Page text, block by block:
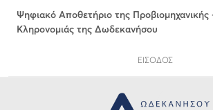
Ψηφιακό Αποθετήριο της Προβιομηχανικής
Κληρονομιάς της Δωδεκανήσου
ΕΙΣΟΔΟΣ